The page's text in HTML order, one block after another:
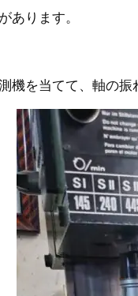
あります。
機を当てて、軸の振